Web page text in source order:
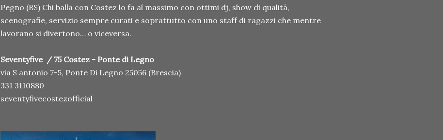
Pegno (BS) Chi balla con Costez lo fa al massimo con ottimi dj, show di qualità,
scenografie, servizio sempre curati e soprattutto con uno staff di ragazzi che mentre
lavorano si divertono… o viceversa.
Seventyfive / 75 Costez - Ponte di Legno
via S antonio 7-5, Ponte Di Legno 25056 (Brescia)
331 3110880
seventyfivecostezofficial